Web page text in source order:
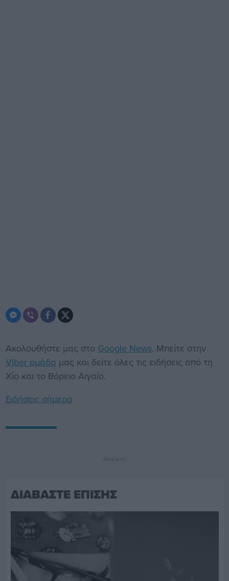
Ακολουθήστε μας στο Google News. Μπείτε στην
Viber ομάδα μας και δείτε όλες τις ειδήσεις από τη
Χίο και το Βόρειο Αιγαίο.
Ειδήσεις σήμερα
Διαφήμιση
ΔΙΑΒΑΣΤΕ ΕΠΙΣΗΣ